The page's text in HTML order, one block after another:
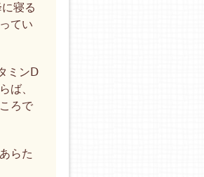
寝る
てい
ミンⅮ
ば、
ろで
らた